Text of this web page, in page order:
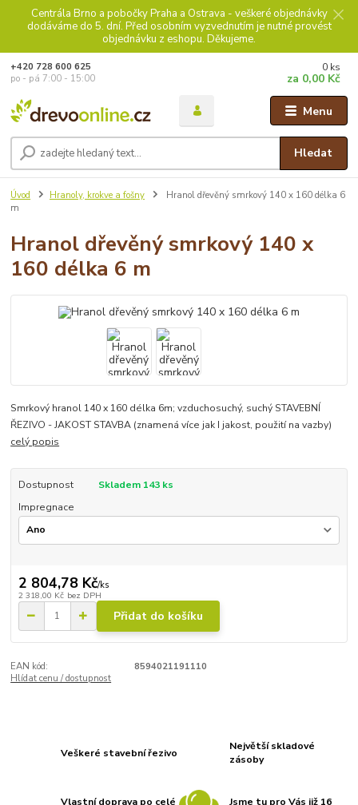
Centrála Brno a pobočky Praha a Ostrava - veškeré objednávky
dodáváme do 5. dní. Před osobním vyzvednutím je nutné provést
objednávku z eshopu. Děkujeme.
Menu
Hledat
+420 728 600 625
po - pá 7:00 - 15:00
0 ks
za 0,00 Kč
Úvod Hranoly, krokve a fošny
Hranol dřevěný smrkový 140 x 160 délka 6
m
Hranol dřevěný smrkový 140 x
160 délka 6 m
Smrkový hranol 140 x 160 délka 6m; vzduchosuchý, suchý STAVEBNÍ
ŘEZIVO - JAKOST STAVBA (znamená více jak I jakost, použití na vazby)
celý popis
Dostupnost
Skladem 143 ks
Impregnace
2 804,78 Kč/ks
2 318,00 Kč bez DPH
Přidat do košíku
EAN kód:
8594021191110
Hlídat cenu / dostupnost
Veškeré stavební řezivo
Největší skladové
zásoby
Vlastní doprava po celé
Jsme tu pro Vás již 16